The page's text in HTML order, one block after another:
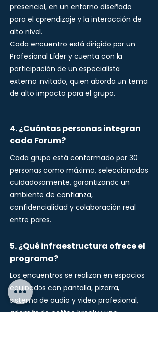
presencial, en un entorno diseñado
para el aprendizaje y la interacción de
alto nivel.
Cada encuentro está dirigido por un
Profesional Líder y cuenta con la
participación de un especialista
externo invitado, quien aborda un tema
de alto impacto para el grupo.
4. ¿Cuántas personas integran
cada Forum?
Cada grupo está conformado por 30
personas como máximo, seleccionados
cuidadosamente, garantizando un
ambiente de confianza,
confidencialidad y colaboración real
entre pares.
5. ¿Qué infraestructura ofrece el
programa?
Los encuentros se realizan en espacios
equipados con pantalla, pizarra,
sistema de audio y video profesional,
además de coffee break y una